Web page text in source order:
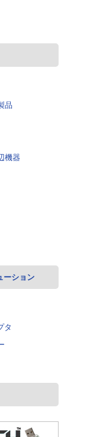
品
機器
ーション
タ